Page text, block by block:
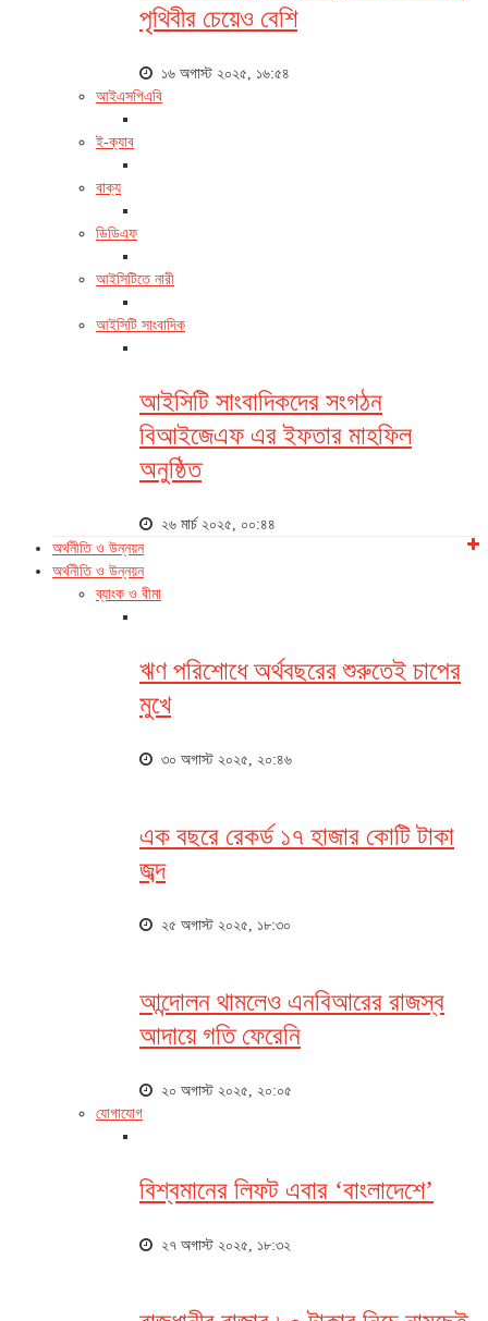
পৃথিবীর চেয়েও বেশি
১৬ অগাস্ট ২০২৫, ১৬:৫৪
আইএসপিএবি
ই-ক্যাব
বাক্য
ডিডিএফ
আইসিটিতে নারী
আইসিটি সাংবাদিক
আইসিটি সাংবাদিকদের সংগঠন
বিআইজেএফ এর ইফতার মাহফিল
অনুষ্ঠিত
২৬ মার্চ ২০২৫, ০০:৪৪
অর্থনীতি ও উন্নয়ন
অর্থনীতি ও উন্নয়ন
ব্যাংক ও বীমা
ঋণ পরিশোধে অর্থবছরের শুরুতেই চাপের
মুখে
৩০ অগাস্ট ২০২৫, ২০:৪৬
এক বছরে রেকর্ড ১৭ হাজার কোটি টাকা
জব্দ
২৫ অগাস্ট ২০২৫, ১৮:৩০
আন্দোলন থামলেও এনবিআরের রাজস্ব
আদায়ে গতি ফেরেনি
২০ অগাস্ট ২০২৫, ২০:০৫
যোগাযোগ
বিশ্বমানের লিফট এবার ‘বাংলাদেশে’
২৭ অগাস্ট ২০২৫, ১৮:৩২